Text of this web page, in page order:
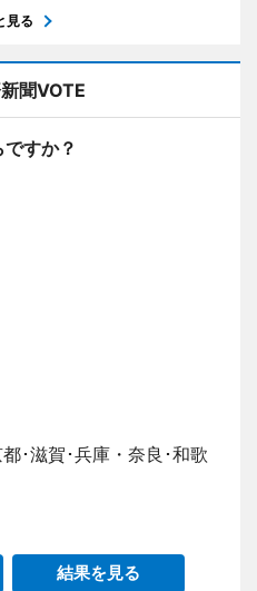
見る
聞VOTE
すか？
･滋賀･兵庫・奈良･和歌
結果を見る